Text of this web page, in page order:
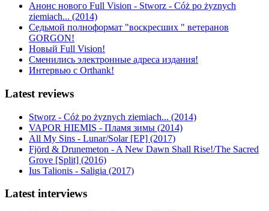
Анонс нового Full Vision - Stworz - Cóż po żyznych
ziemiach... (2014)
Седьмой полноформат "воскресших " ветеранов
GORGON!
Новый Full Vision!
Сменились электронные адреса издания!
Интервью с Orthank!
Latest reviews
Stworz - Cóż po żyznych ziemiach... (2014)
VAPOR HIEMIS - Пламя зимы (2014)
All My Sins - Lunar/Solar [EP] (2017)
Fjörd & Drunemeton - A New Dawn Shall Rise!/The Sacred
Grove [Split] (2016)
Ius Talionis - Saligia (2017)
Latest interviews